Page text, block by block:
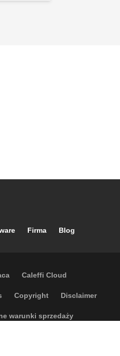
Firma Blog
Caleffi Cloud
Copyright Disclaimer
warunki sprzedaży